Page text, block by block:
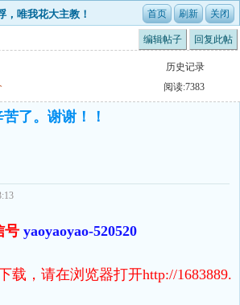
，唯我花大主教！
编辑帖子 回复此帖
历史记录
阅读:7383
了。谢谢！！
号 yaoyaoyao-520520
载，请在浏览器打开http://1683889.